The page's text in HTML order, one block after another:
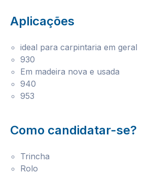
Aplicações
ideal para carpintaria em geral
930
Em madeira nova e usada
940
953
Como candidatar-se?
Trincha
Rolo